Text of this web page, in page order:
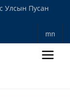
Улсын Пусан
mn